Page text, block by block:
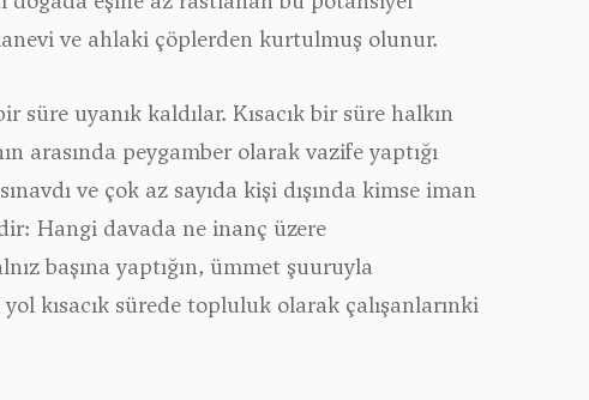
ve ahlaki çöplerden kurtulmuş olunur.
süre uyanık kaldılar. Kısacık bir süre halkın
arasında peygamber olarak vazife yaptığı
ve çok az sayıda kişi dışında kimse iman
Hangi davada ne inanç üzere
başına yaptığın, ümmet şuuruyla
kısacık sürede topluluk olarak çalışanlarınki